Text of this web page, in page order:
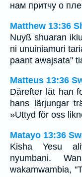
нам притчу о
Matthew 13:36
Nuyß shuaran
ni unuiniamuri
paant awajsata"
Matteus 13:36
Därefter lät han
hans lärjungar
»Uttyd för oss
Matayo 13:36
Kisha Yesu
nyumbani.
wakamwambia,